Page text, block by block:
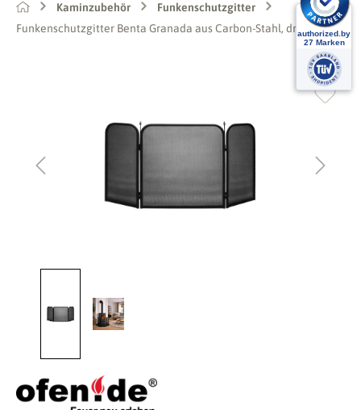
Kaminzubehör
Funkenschutzgitter
Funkenschutzgitter Benta Granada aus Carbon-Stahl, drei-geteilt